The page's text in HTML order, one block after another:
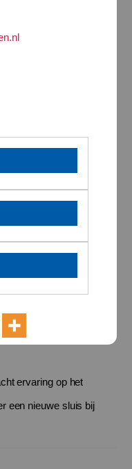
ervaring op het
een nieuwe sluis bij